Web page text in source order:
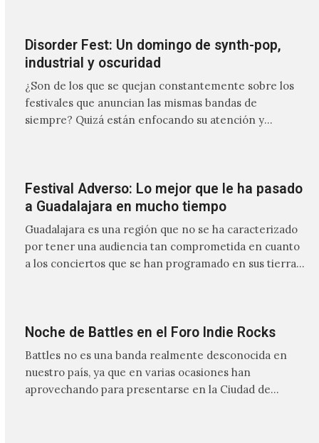
Disorder Fest: Un domingo de synth-pop,
industrial y oscuridad
¿Son de los que se quejan constantemente sobre los
festivales que anuncian las mismas bandas de
siempre? Quizá están enfocando su atención y
Festival Adverso: Lo mejor que le ha pasado
a Guadalajara en mucho tiempo
Guadalajara es una región que no se ha caracterizado
por tener una audiencia tan comprometida en cuanto
a los conciertos que se han programado en sus tierras,
Noche de Battles en el Foro Indie Rocks
Battles no es una banda realmente desconocida en
nuestro país, ya que en varias ocasiones han
aprovechando para presentarse en la Ciudad de